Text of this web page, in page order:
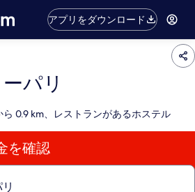
アプリをダウンロード
パリ
0.9 km、レストランがあるホステル
を確認